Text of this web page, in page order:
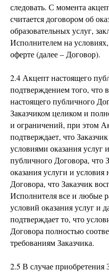
следовать. С момента
считается договором об
образовательных услуг,
Исполнителем на
оферте (далее – Договор).
2.4 Акцепт настоящего
подтверждением того, что
настоящего публичного
Заказчиком целиком и
и ограничений, при этом
подтверждает, что
условиями оказания услуг
публичного Договора, что
оказания услуги и
Договора, что Заказчик
Исполнителя все и любые
условий оказания услуг и
подтверждает то, что
Договора полностью
требованиям Заказчика.
2.5 В случае приобретения